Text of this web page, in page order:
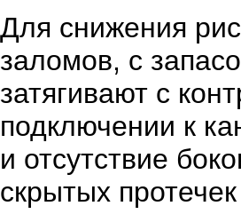
Для снижения
заломов, с
затягивают с
подключении к
и отсутствие
скрытых